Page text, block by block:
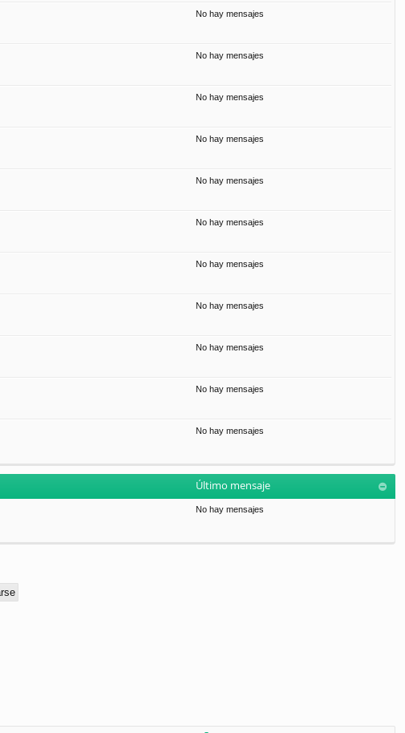
No hay mensajes
No hay mensajes
No hay mensajes
No hay mensajes
No hay mensajes
No hay mensajes
No hay mensajes
No hay mensajes
No hay mensajes
No hay mensajes
No hay mensajes
Último mensaje
No hay mensajes